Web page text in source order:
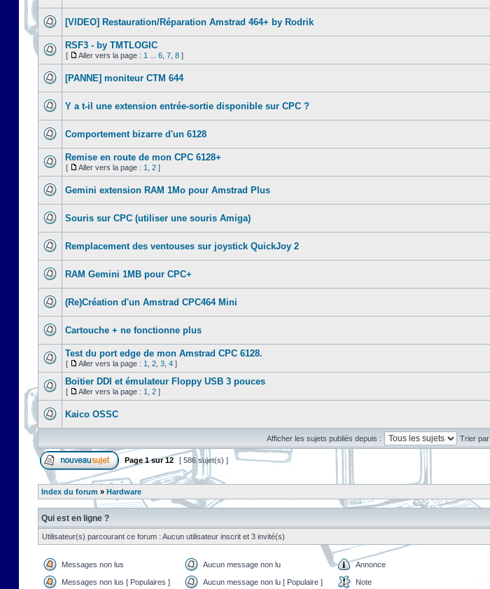
[VIDEO] Restauration/Réparation Amstrad 464+ by Rodrik
RSF3 - by TMTLOGIC
[ Aller vers la page : 1 6 7 8 ]
[PANNE] moniteur CTM 644
Y a t-il une extension entrée-sortie disponible sur CPC ?
Comportement bizarre d'un 6128
Remise en route de mon CPC 6128+
[ Aller vers la page : 1 2 ]
Gemini extension RAM 1Mo pour Amstrad Plus
Souris sur CPC (utiliser une souris Amiga)
Remplacement des ventouses sur joystick QuickJoy 2
RAM Gemini 1MB pour CPC+
(Re)Création d'un Amstrad CPC464 Mini
Cartouche + ne fonctionne plus
Test du port edge de mon Amstrad CPC 6128.
[ Aller vers la page : 1 2 3 4 ]
Boitier DDI et émulateur Floppy USB 3 pouces
[ Aller vers la page : 1 2 ]
Kaico OSSC
Afficher les sujets publiés depuis : Trier par
Page1sur12 [ 586 sujet(s) ]
Index du forum » Hardware
Qui est en ligne ?
Utilisateur(s) parcourant ce forum : Aucun utilisateur inscrit et 3 invité(s)
Messages non lus Aucun message non lu Annonce
Messages non lus [ Populaires ] Aucun message non lu [ Populaire ] Note